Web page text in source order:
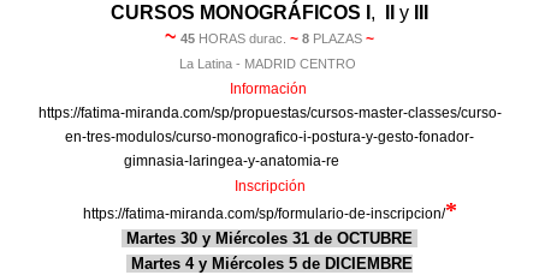
CURSOS MONOGRÁFICOS I , y
~ 45 HORAS durac. ~ 8 PLAZAS ~
La Latina - MADRID CENTRO
Información
https://fatima-miranda.com/sp/propuestas/cursos-master-classes/curso-
en-tres-modulos/curso-monografico-i-postura-y-gesto-fonador-
gimnasia-laringea-y-anatomia-re
Inscripción
https://fatima-miranda.com/sp/formulario-de-inscripcion/*
Martes 30 y Miércoles 31 de OCTUBRE
Martes 4 y Miércoles 5 de DICIEMBRE